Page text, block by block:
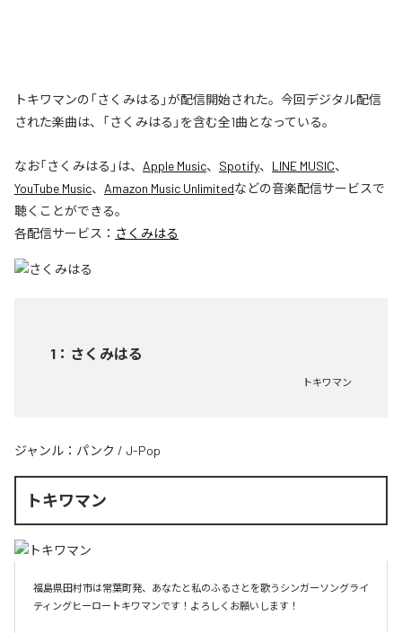
トキワマンの「さくみはる」が配信開始された。今回デジタル配信
された楽曲は、「さくみはる」を含む全1曲となっている。
なお「さくみはる 」は、 Apple Music、 Spotify、 LINE MUSIC、
YouTube Music、 Amazon Music Unlimitedなどの音楽配信サービスで
聴くことができる。
各配信サービス： さくみはる
1 ： さくみはる
トキワマン
ジャンル： パンク / J-Pop
トキワマン
福島県田村市は常葉町発、あなたと私のふるさとを歌うシンガーソングライ
ティングヒーロートキワマンです！よろしくお願いします！